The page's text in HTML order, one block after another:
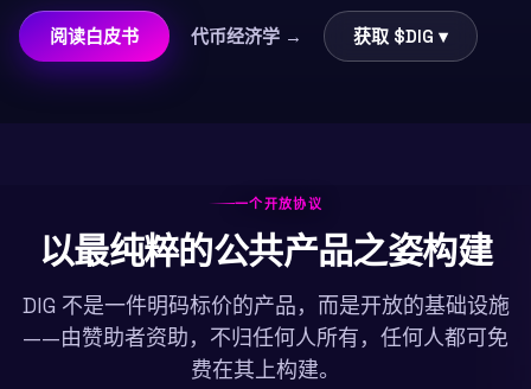
阅读白皮书 代币经济学 → 获取 $DIG ▾
一个开放协议
以最纯粹的公共产品之姿构建
DIG 不是一件明码标价的产品，而是开放的基础设施
——由赞助者资助，不归任何人所有，任何人都可免
费在其上构建。